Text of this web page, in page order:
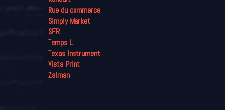
Rue du commerce
Simply Market
SFR
Temps L
Texas Instrument
Vista Print
Zalman